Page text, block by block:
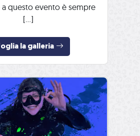
a questo evento è sempre
[…]
la galleria